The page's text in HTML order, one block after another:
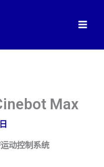
Max
动控制系统